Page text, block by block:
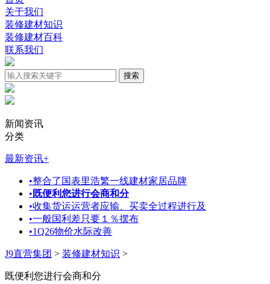
关于我们
装修建材知识
装修建材百科
联系我们
新闻资讯
分类
最新资讯+
•整合了国表里浩繁一线建材家居品牌
• 既便利您进行会商和分
•收集货运运营者应输、买卖全过程进行及
•一般国利差只要１％摆布
•1Q26物价水际改善
J9直营集团 > 装修建材知识 >
既便利您进行会商和分